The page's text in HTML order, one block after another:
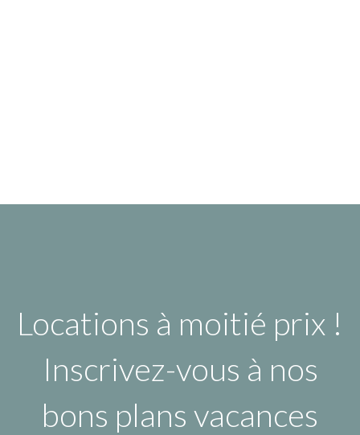
Locations à moitié prix !
Inscrivez-vous à nos
bons plans vacances